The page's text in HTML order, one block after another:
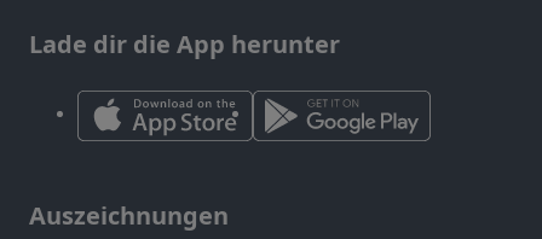
Lade dir die App herunter
Auszeichnungen